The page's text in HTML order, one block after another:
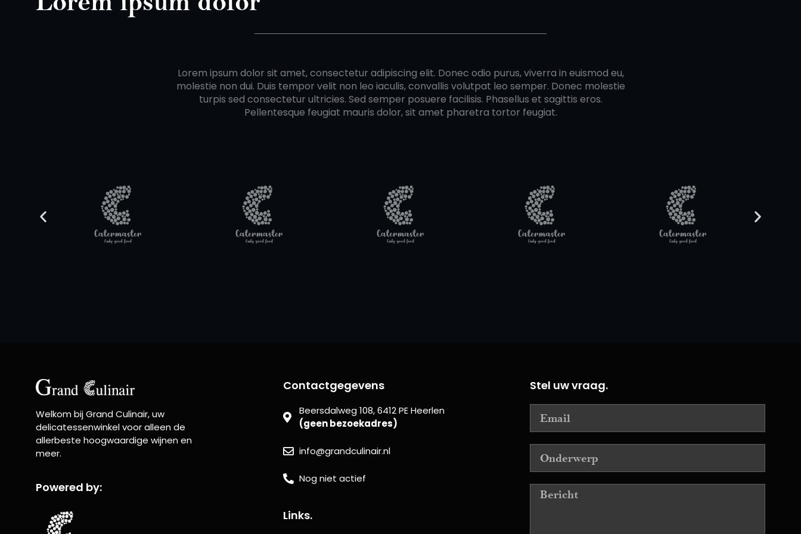
Lorem ipsum dolor sit amet, consectetur adipiscing elit. Donec odio purus, viverra in euismod eu,
molestie non dui. Duis tempor velit non leo iaculis, convallis volutpat leo semper. Donec molestie
turpis sed consectetur ultricies. Sed semper posuere facilisis. Phasellus et sagittis eros.
Pellentesque feugiat mauris dolor, sit amet pharetra tortor feugiat.
Welkom bij Grand Culinair, uw
delicatessenwinkel voor alleen de
allerbeste hoogwaardige wijnen en
meer.
Powered by:
Contactgegevens
Beersdalweg 108, 6412 PE Heerlen
(geen bezoekadres)
info@grandculinair.nl
Nog niet actief
Links.
Stel uw vraag.